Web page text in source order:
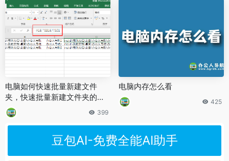
电脑如何快速批量新建文件
夹，快速批量新建文件夹的方
法
399
电脑内存怎么看
425
豆包AI-免费全能AI助手